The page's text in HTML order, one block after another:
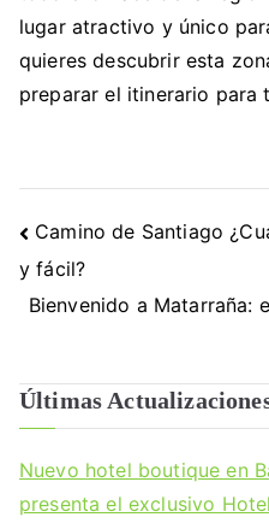
lugar atractivo y único
quieres descubrir esta
preparar el itinerario para
Navegación
de
entradas
Camino de Santiago
y fácil?
Bienvenido a Matarraña:
Últimas
Nuevo hotel boutique en
presenta el exclusivo